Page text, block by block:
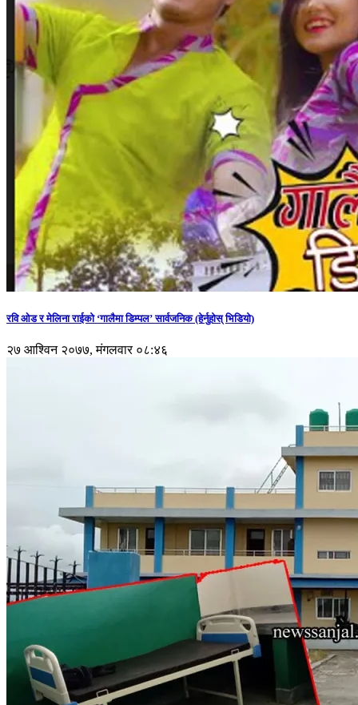
रवि ओड र मेलिना राईको ‘गालैमा डिम्पल’ सार्वजनिक (हेर्नुहोस् भिडियो)
२७ आश्विन २०७७, मंगलवार ०८:४६